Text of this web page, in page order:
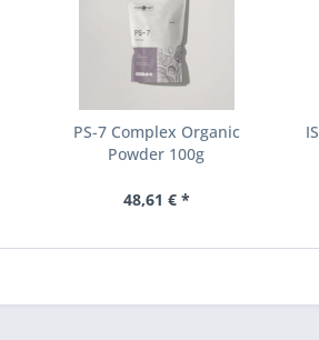
PS-7 Complex Organic
Powder 100g
48,61 € *